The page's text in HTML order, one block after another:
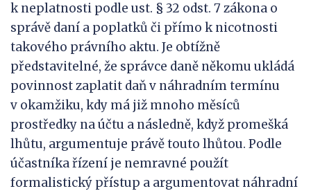
k neplatnosti podle ust. § 32 odst. 7 zákona o
správě daní a poplatků či přímo k nicotnosti
takového právního aktu. Je obtížně
představitelné, že správce daně někomu ukládá
povinnost zaplatit daň v náhradním termínu
v okamžiku, kdy má již mnoho měsíců
prostředky na účtu a následně, když promešká
lhůtu, argumentuje právě touto lhůtou. Podle
účastníka řízení je nemravné použít
formalistický přístup a argumentovat náhradní